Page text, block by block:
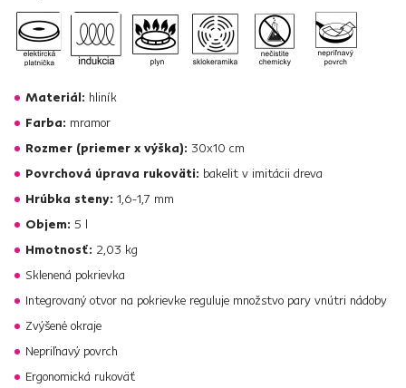
Materiál: hliník
Farba: mramor
Rozmer (priemer x výška): 30x10 cm
Povrchová úprava rukoväti: bakelit v imitácii dreva
Hrúbka steny: 1,6-1,7 mm
Objem: 5 l
Hmotnosť: 2,03 kg
Sklenená pokrievka
Integrovaný otvor na pokrievke reguluje množstvo pary vnútri nádoby
Zvýšené okraje
Nepriľnavý povrch
Ergonomická rukoväť